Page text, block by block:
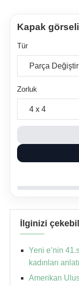
Kapak
Tür
Zorluk
İlginizi
Yeni e’nin
kadınları
Amerikan